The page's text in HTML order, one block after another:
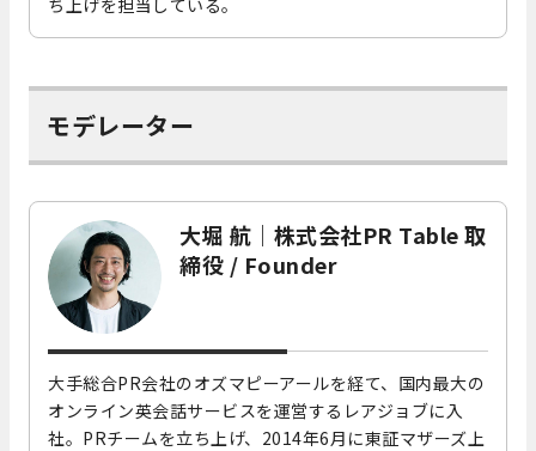
モデレーター
大堀 航｜株式会社PR Table 取
締役 / Founder
大手総合PR会社のオズマピーアールを経て、国内最大の
オンライン英会話サービスを運営するレアジョブに入
社。PRチームを立ち上げ、2014年6月に東証マザーズ上